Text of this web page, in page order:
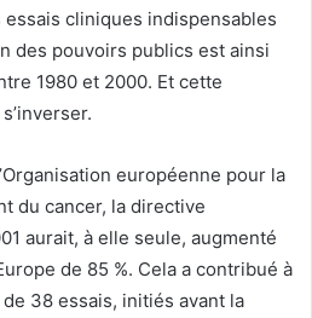
cliniques indispensables
des pouvoirs publics est ainsi
1980 et 2000. Et cette
européenne pour la
du cancer, la directive
aurait, à elle seule, augmenté
de 85 %. Cela a contribué à
38 essais, initiés avant la